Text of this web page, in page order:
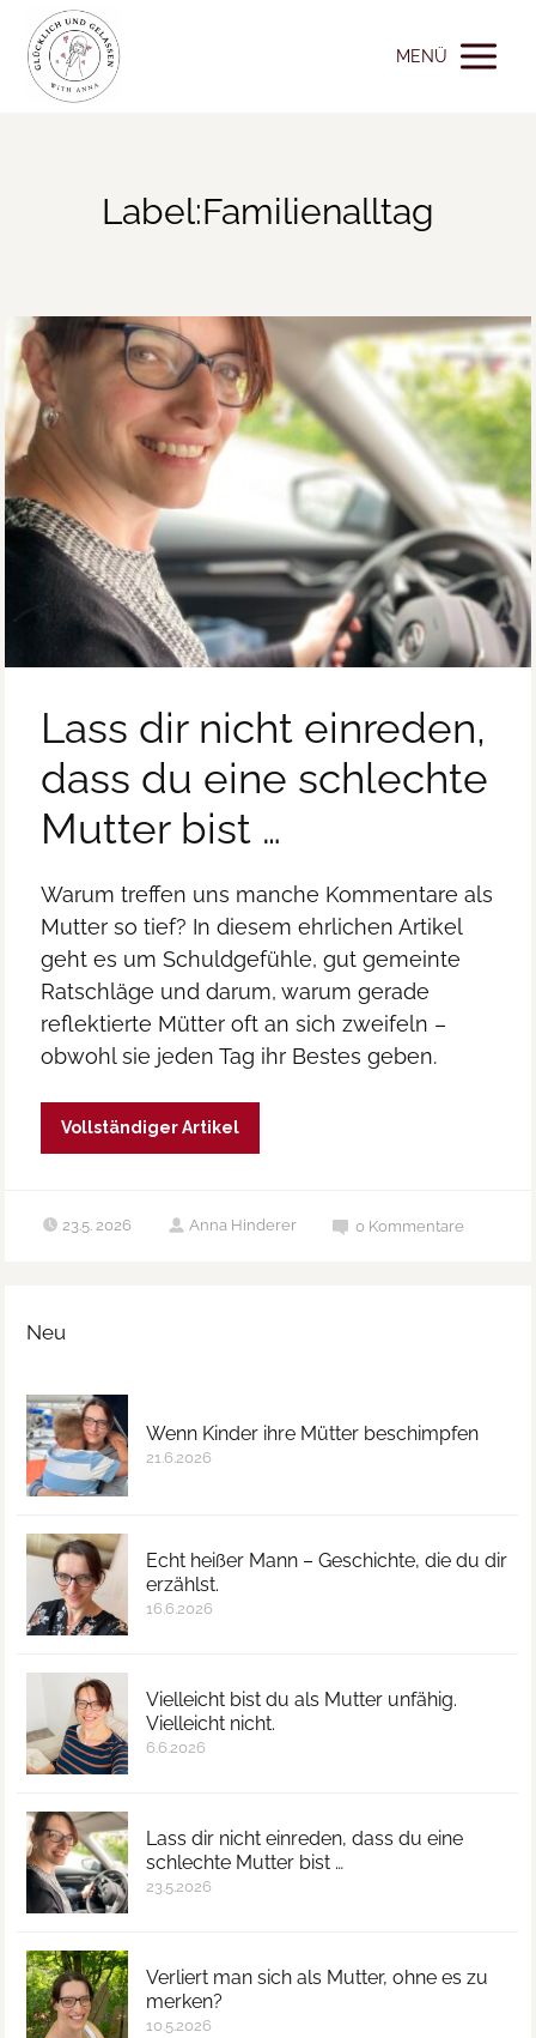
MENÜ
Label:Familienalltag
Lass dir nicht einreden,
dass du eine schlechte
Mutter bist …
Warum treffen uns manche Kommentare als
Mutter so tief? In diesem ehrlichen Artikel
geht es um Schuldgefühle, gut gemeinte
Ratschläge und darum, warum gerade
reflektierte Mütter oft an sich zweifeln –
obwohl sie jeden Tag ihr Bestes geben.
Vollständiger Artikel
23.5. 2026 Anna Hinderer 0 Kommentare
Neu
Wenn Kinder ihre Mütter beschimpfen
21.6.2026
Echt heißer Mann – Geschichte, die du dir
erzählst.
16.6.2026
Vielleicht bist du als Mutter unfähig.
Vielleicht nicht.
6.6.2026
Lass dir nicht einreden, dass du eine
schlechte Mutter bist …
23.5.2026
Verliert man sich als Mutter, ohne es zu
merken?
10.5.2026